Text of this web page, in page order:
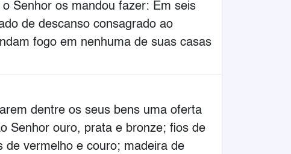
Senhor os mandou fazer: Em seis
de descanso consagrado ao
fogo em nenhuma de suas casas
dentre os seus bens uma oferta
Senhor ouro, prata e bronze; fios de
de vermelho e couro; madeira de